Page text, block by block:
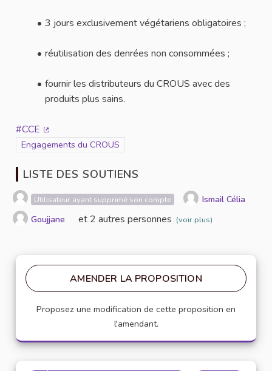
3 jours exclusivement végétariens obligatoires ;
réutilisation des denrées non consommées ;
fournir les distributeurs du CROUS avec des
produits plus sains.
#CCE
(Lien externe)
Filtrer les résultats de la catégorie : Engagements du CROUS
Engagements du CROUS
LISTE DES SOUTIENS
Utilisateur ayant supprimé son compte
Ismail Célia
Goujjane
et 2 autres personnes (voir plus)
AMENDER LA PROPOSITION
Proposez une modification de cette proposition en
l'amendant.